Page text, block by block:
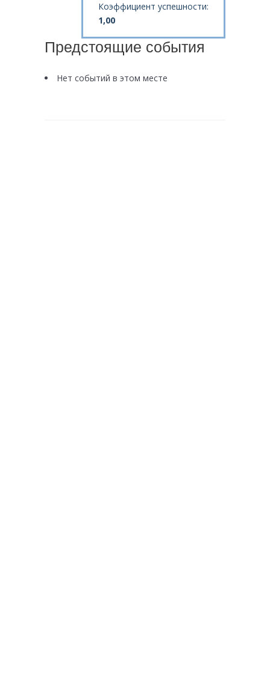
Коэффициент успешности:
1,00
Предстоящие события
Нет событий в этом месте